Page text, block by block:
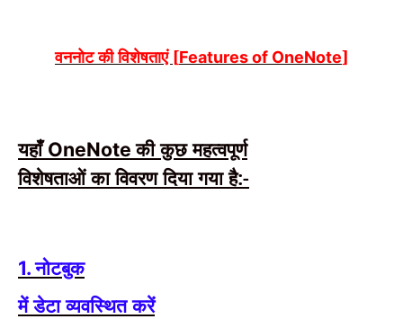
वननोट की विशेषताएं [Features of OneNote]
यहाँOneNoteकी कुछ महत्वपूर्ण
विशेषताओं का विवरण दिया गया है:-
1.नोटबुक
में डेटा व्यवस्थित करें